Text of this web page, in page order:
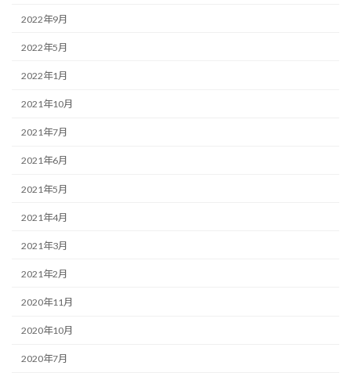
2022年9月
2022年5月
2022年1月
2021年10月
2021年7月
2021年6月
2021年5月
2021年4月
2021年3月
2021年2月
2020年11月
2020年10月
2020年7月